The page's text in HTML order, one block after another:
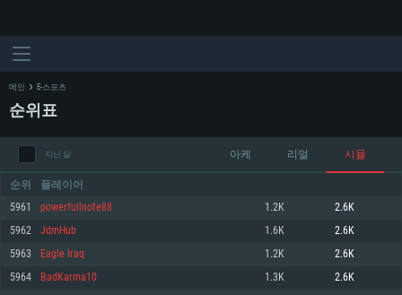
메인 E-스포츠
순위표
지난 달 아케 리얼 시뮬
순위 플레이어
5961 powerfullnote88 1.2K 2.6K
5962 JdmHub 1.6K 2.6K
5963 Eagle Iraq 1.2K 2.6K
5964 BadKarma10 1.3K 2.6K